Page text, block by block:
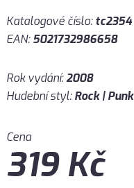
Katalogové číslo:tc2354
EAN:5021732986658
Rok vydání:2008
Hudební styl:Rock | Punk
Cena
319Kč